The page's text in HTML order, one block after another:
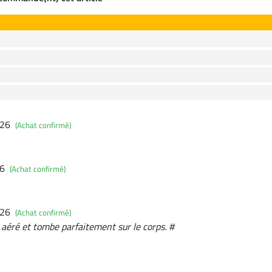
(Achat confirmé)
(Achat confirmé)
(Achat confirmé)
et tombe parfaitement sur le corps. #